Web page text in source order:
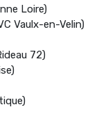
Loire)
Vaulx-en-Velin)
72)